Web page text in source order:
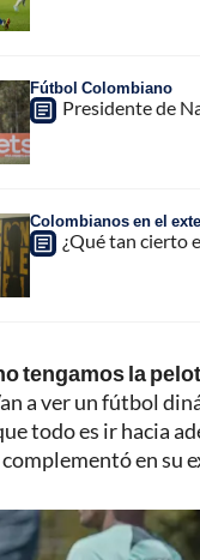
Fútbol Colombiano
Presidente de
Colombianos en el
¿Qué tan cierto
tengamos la
a ver un fútbol
todo es ir hacia
complementó en su